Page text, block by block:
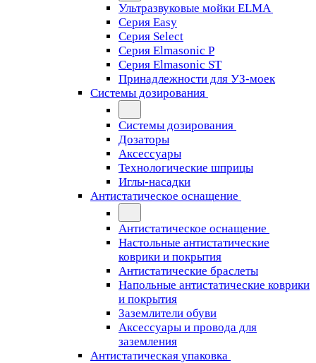
Ультразвуковые мойки ELMA
Серия Easy
Серия Select
Серия Elmasonic P
Серия Elmasonic ST
Принадлежности для УЗ-моек
Системы дозирования
Системы дозирования
Дозаторы
Аксессуары
Технологические шприцы
Иглы-насадки
Антистатическое оснащение
Антистатическое оснащение
Настольные антистатические
коврики и покрытия
Антистатические браслеты
Напольные антистатические коврики
и покрытия
Заземлители обуви
Аксессуары и провода для
заземления
Антистатическая упаковка